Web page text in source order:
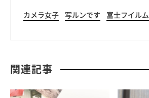
カメラ女子 写ルンです 富士フイルム
関連記事